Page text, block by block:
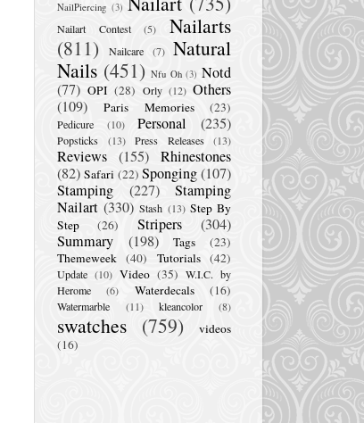
NailPiercing (3)
Nailart Contest (5)
Nailarts
(811)
Nailcare (7) Natural
Nails (451) Nfu Oh (3) Notd
(77) OPI (28) Orly (12) Others
(109)
Paris Memories (23)
Pedicure (10) Personal (235)
Popsticks (13) Press Releases (13)
Reviews (155) Rhinestones
(82) Safari (22) Sponging(107)
Stamping
(227)
Stamping
Nailart (330) Stash (13) Step By
Step
(26) Stripers
(304)
Summary
(198) Tags
(23)
Themeweek (40) Tutorials (42)
Update (10) Video (35) W.I.C. by
Herome
(6) Waterdecals (16)
Watermarble (11) kleancolor (8)
swatches (759)
videos
(16)